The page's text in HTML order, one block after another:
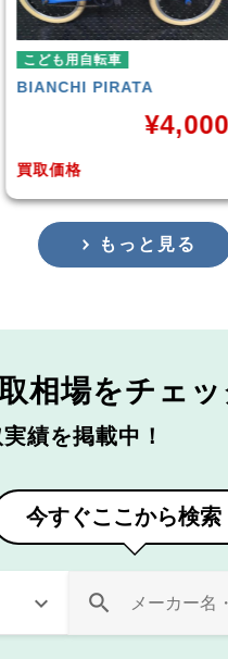
こども用自転車
玉越工業 MAHALO
買取価格
¥
もっと見る
相場をチェ
績を掲載中！
今すぐここから検索